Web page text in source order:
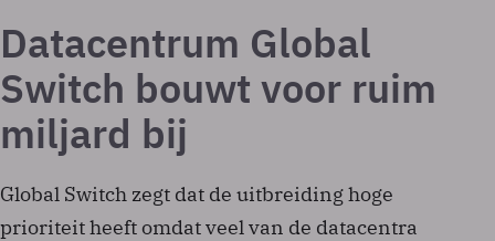
Datacentrum Global
Switch bouwt voor ruim
miljard bij
Global Switch zegt dat de uitbreiding hoge
prioriteit heeft omdat veel van de datacentra